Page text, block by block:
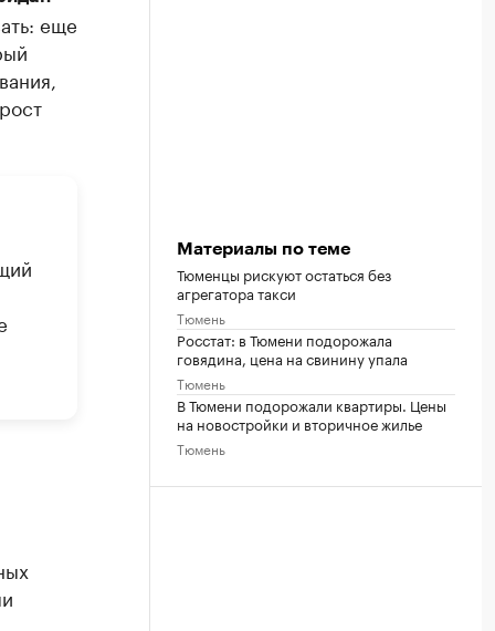
еще
Материалы по теме
Тюменцы рискуют остаться без
агрегатора такси
Тюмень
Росстат: в Тюмени подорожала
говядина, цена на свинину упала
Тюмень
В Тюмени подорожали квартиры. Цены
на новостройки и вторичное жилье
Тюмень